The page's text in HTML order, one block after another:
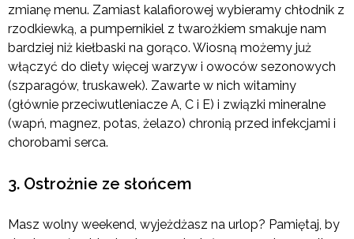
zmianę menu. Zamiast kalafiorowej wybieramy chłodnik z
rzodkiewką, a pumpernikiel z twarożkiem smakuje nam
bardziej niż kiełbaski na gorąco. Wiosną możemy już
włączyć do diety więcej warzyw i owoców sezonowych
(szparagów, truskawek). Zawarte w nich witaminy
(głównie przeciwutleniacze A, C i E) i związki mineralne
(wapń, magnez, potas, żelazo) chronią przed infekcjami i
chorobami serca.
3. Ostrożnie ze słońcem
Masz wolny weekend, wyjeżdżasz na urlop? Pamiętaj, by